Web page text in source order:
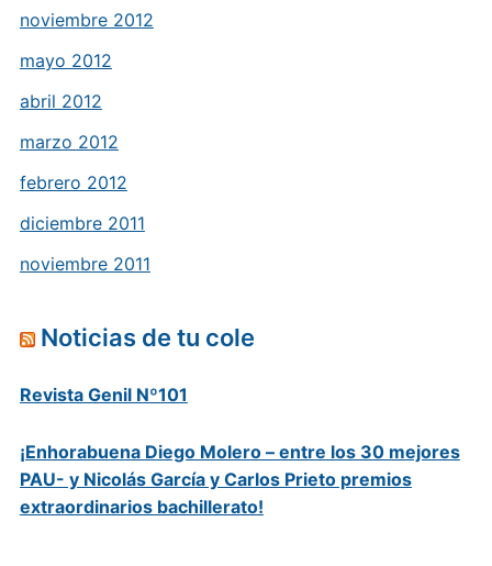
noviembre 2012
mayo 2012
abril 2012
marzo 2012
febrero 2012
diciembre 2011
noviembre 2011
Noticias de tu cole
Revista Genil Nº101
¡Enhorabuena Diego Molero – entre los 30 mejores
PAU- y Nicolás García y Carlos Prieto premios
extraordinarios bachillerato!